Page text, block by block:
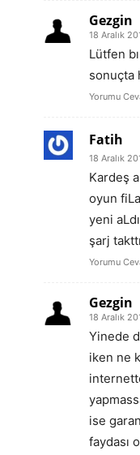
Gezgin
18 Aralık
Lütfen
sonuçta
Yorumu
Fatih
18 Aralık
Kardeş
oyun
yeni
şarj
Yorumu
Gezgin
18 Aralık
Yinede
iken ne
ise
faydası